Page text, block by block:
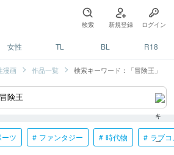
検索 新規登録 ログイン
女性 TL BL R18
漫画 作品一覧 検索キーワード：「冒険王」
ーツ ファンタジー 時代物 ラブコ